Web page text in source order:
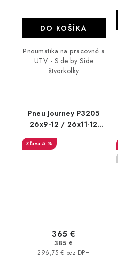
DO KOŠÍKA
Pneumatika na pracovné a
UTV - Side by Side
štvorkolky
Pneu Journey P3205
26x9-12 / 26x11-12
6PR 3 cm
5 %
296,75 € bez DPH
365 €
385 €